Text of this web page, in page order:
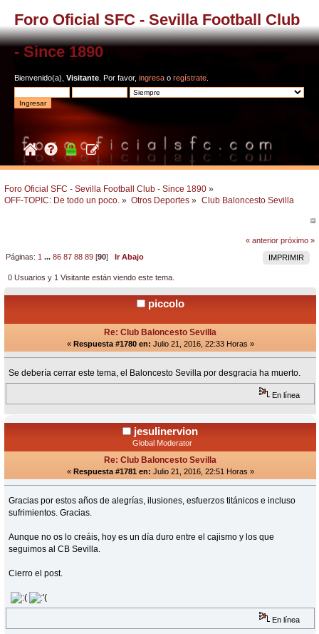
Foro Oficial SFC - Sevilla Football Club
- Since 1890
Bienvenido(a), Visitante . Por favor, ingresa o regístrate
Foro Oficial SFC - Sevilla Football Club - Since 1890 »
OFF-TOPIC: De todo un poco. » Otros Deportes » Club Baloncesto Sevilla
« anterior próximo »
IMPRIMIR
Páginas: 1 ...86 87 88 89 [90]Ir Abajo
0 Usuarios y 1 Visitante están viendo este tema.
piccolo
Re: Club Baloncesto Sevilla
« Respuesta #1780 en: Julio 21, 2016, 22:33 Horas »
Se debería cerrar este tema, el Baloncesto Sevilla por desgracia ha muerto.
En línea
jesulinervion
Global Moderator
Re: Club Baloncesto Sevilla
« Respuesta #1781 en: Julio 21, 2016, 22:51 Horas »
Gracias por estos años de alegrías, ilusiones, esfuerzos titánicos e incluso
sufrimientos. Gracias.
Aunque no os lo creáis, hoy es un día duro entre el cajismo y los que
seguimos al CB Sevilla.
Cierro el post.
En línea